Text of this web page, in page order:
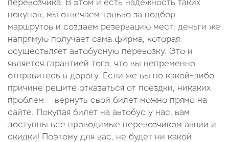
перевозчика. В этом и есть надежность таких
покупок, мы отвечаем только за подбор
маршрутов и создаем резервацию мест, деньги же
напрямую получает сама фирма, которая
осуществляет автобусную перевозку. Это и
является гарантией того, что вы непременно
отправитесь в дорогу. Если же вы по какой-либо
причине решите отказаться от поездки, никаких
проблем — вернуть свой билет можно прямо на
сайте. Покупая билет на автобус у нас, вам
доступны все проводимые перевозчиком акции и
скидки! Поэтому для вас, не будет ни какой